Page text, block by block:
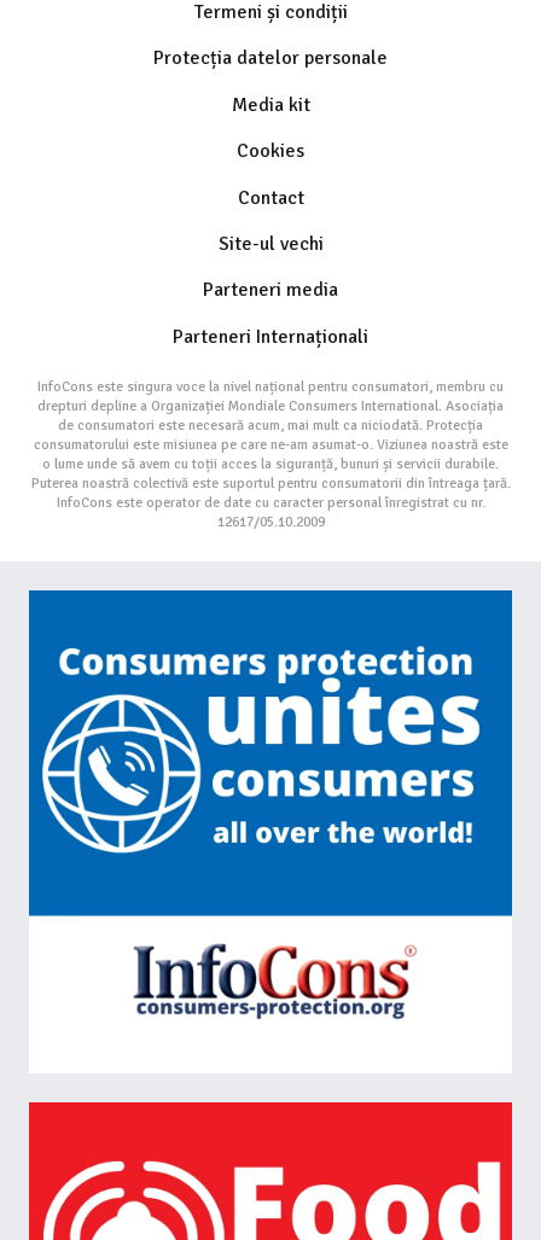
Termeni și condiții
Protecția datelor personale
Media kit
Cookies
Contact
Site-ul vechi
Parteneri media
Parteneri Internaționali
InfoCons este singura voce la nivel național pentru consumatori, membru cu
drepturi depline a Organizației Mondiale Consumers International. Asociația
de consumatori este necesară acum, mai mult ca niciodată. Protecția
consumatorului este misiunea pe care ne-am asumat-o. Viziunea noastră este
o lume unde să avem cu toții acces la siguranță, bunuri și servicii durabile.
Puterea noastră colectivă este suportul pentru consumatorii din întreaga țară.
InfoCons este operator de date cu caracter personal înregistrat cu nr.
12617/05.10.2009